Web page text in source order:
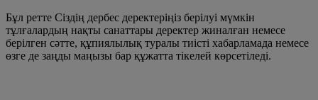
Бұл ретте Сіздің дербес деректеріңіз берілуі мүмкін
тұлғалардың нақты санаттары деректер жиналған немесе
берілген сәтте, құпиялылық туралы тиісті хабарламада немесе
өзге де заңды маңызы бар құжатта тікелей көрсетіледі.